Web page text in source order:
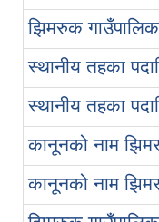
झिमरुक
स्थानीय तहका
स्थानीय तहका
कानूनको नाम
कानूनको नाम